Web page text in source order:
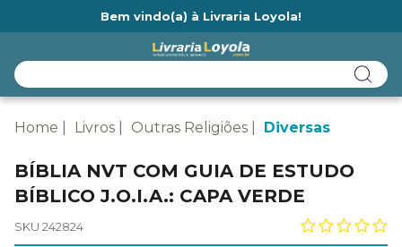
Bem vindo(a) à Livraria Loyola!
Home Livros Outras Religiões Diversas
BÍBLIA NVT COM GUIA DE ESTUDO
BÍBLICO J.O.I.A.: CAPA VERDE
SKU 242824